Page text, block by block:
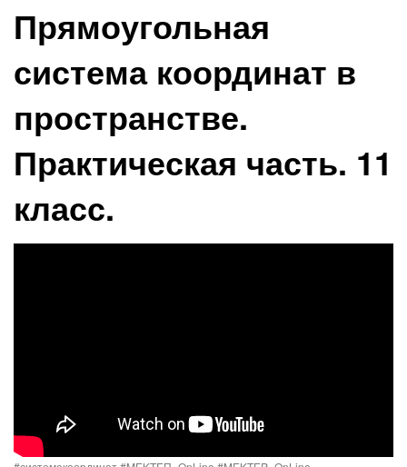
Прямоугольная
система координат в
пространстве.
Практическая часть. 11
класс.